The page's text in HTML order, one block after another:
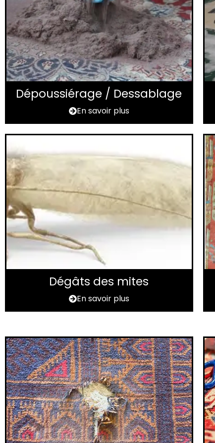
Dépoussiérage / Dessablage
En savoir plus
Dégâts des mites
En savoir plus